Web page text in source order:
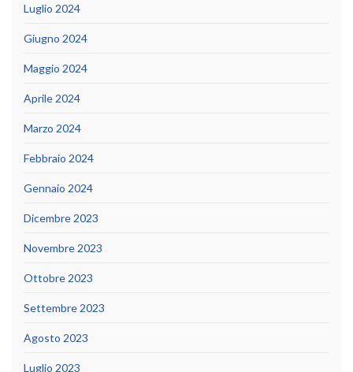
Luglio 2024
Giugno 2024
Maggio 2024
Aprile 2024
Marzo 2024
Febbraio 2024
Gennaio 2024
Dicembre 2023
Novembre 2023
Ottobre 2023
Settembre 2023
Agosto 2023
Luglio 2023